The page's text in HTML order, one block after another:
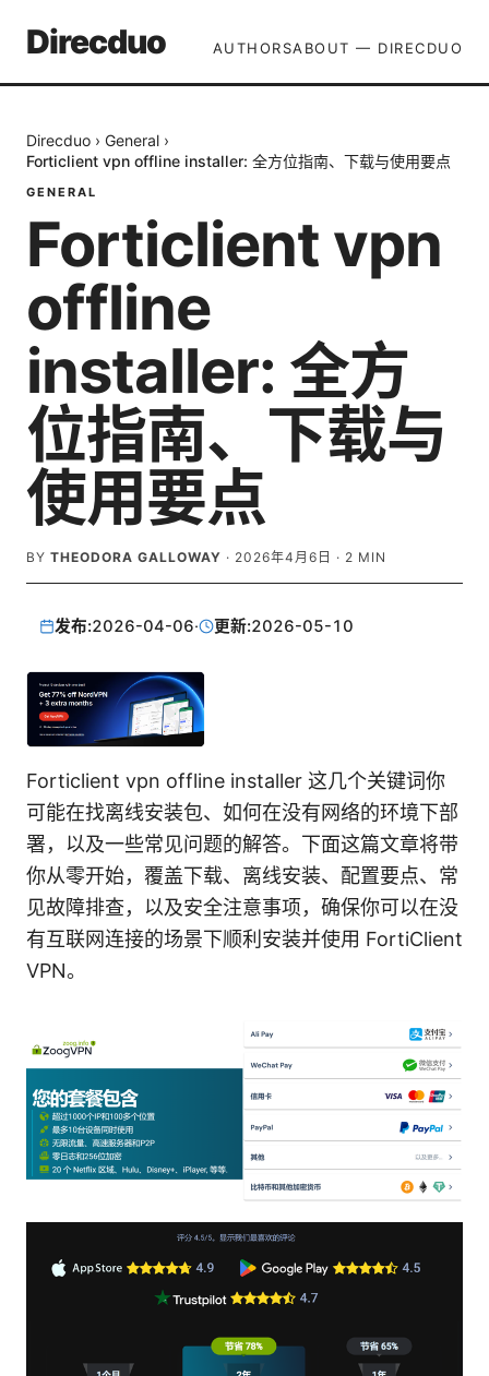
Direcduo AUTHORSABOUT — DIRECDUO
Direcduo › General ›
Forticlient vpn offline installer: 全方位指南、下载与使用要点
GENERAL
Forticlient vpn
offline
installer: 全方
位指南、下载与
使用要点
BY THEODORA GALLOWAY · 2026年4月6日 · 2 MIN
发布:2026-04-06· 更新:2026-05-10
Forticlient vpn offline installer 这几个关键词你
可能在找离线安装包、如何在没有网络的环境下部
署，以及一些常见问题的解答。下面这篇文章将带
你从零开始，覆盖下载、离线安装、配置要点、常
见故障排查，以及安全注意事项，确保你可以在没
有互联网连接的场景下顺利安装并使用 FortiClient
VPN。